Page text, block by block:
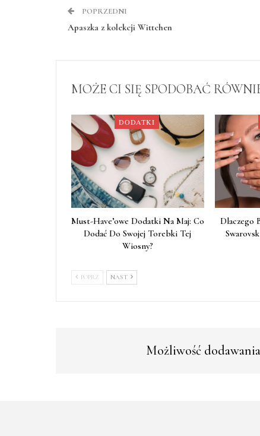
POPRZEDNI
Apaszka z kolekcji Wittchen
MOŻE CI SIĘ SPODOBAĆ
DODATKI
Must-Have’owe Dodatki Na Maj: Co
Dodać Do Swojej Torebki Tej
Wiosny?
Dlaczego
POPRZ NAST
Możliwość